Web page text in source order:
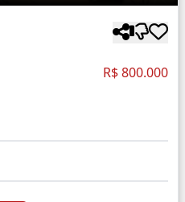
R$ 800.000